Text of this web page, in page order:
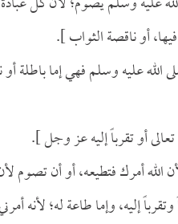
أو ناقصة الثواب ].
الله عليه وسلم فهي إما باطلة
أو تقرباً إليه عز وجل ].
أمرك فتطيعه، أو أن تصوم لأن
إليه، وإما طاعة له؛